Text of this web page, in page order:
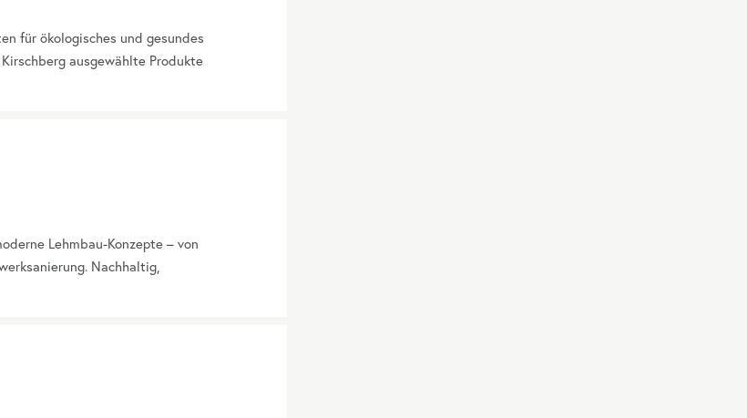
für ökologisches und gesundes
ausgewählte Produkte
Lehmbau-Konzepte – von
Nachhaltig,